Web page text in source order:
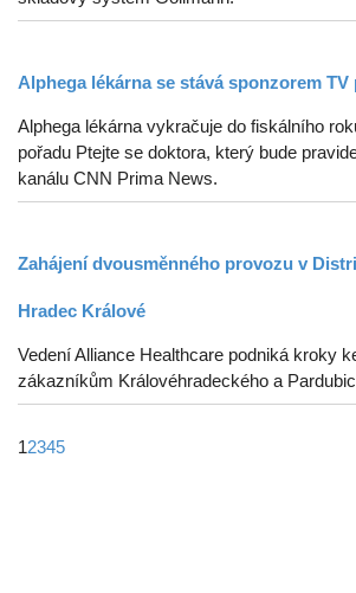
Alphega lékárna se stává sponzorem TV
Alphega lékárna vykračuje do fiskálního
pořadu Ptejte se doktora, který bude
kanálu CNN Prima News.
Zahájení dvousměnného provozu v
Hradec Králové
Vedení Alliance Healthcare podniká kroky
zákazníkům Královéhradeckého a
12345